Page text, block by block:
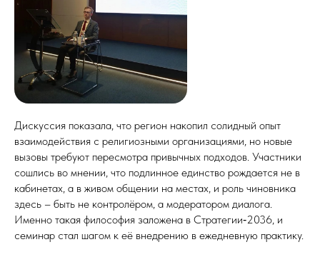
Дискуссия показала, что регион накопил солидный опыт
взаимодействия с религиозными организациями, но новые
вызовы требуют пересмотра привычных подходов. Участники
сошлись во мнении, что подлинное единство рождается не в
кабинетах, а в живом общении на местах, и роль чиновника
здесь – быть не контролёром, а модератором диалога.
Именно такая философия заложена в Стратегии‑2036, и
семинар стал шагом к её внедрению в ежедневную практику.